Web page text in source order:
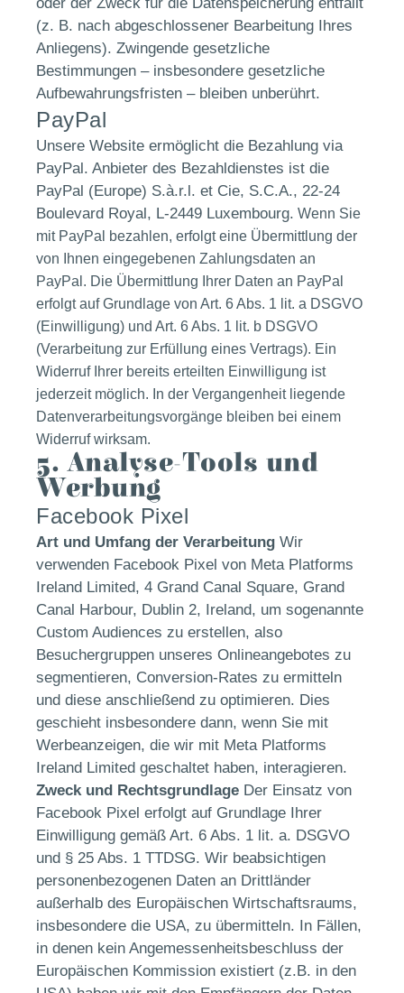
(z. B. nach abgeschlossener Bearbeitung Ihres
Anliegens). Zwingende gesetzliche
Bestimmungen – insbesondere gesetzliche
Aufbewahrungsfristen – bleiben unberührt.
PayPal
Unsere Website ermöglicht die Bezahlung via
PayPal. Anbieter des Bezahldienstes ist die
PayPal (Europe) S.à.r.l. et Cie, S.C.A., 22-24
Boulevard Royal, L-2449 Luxembourg. Wenn Sie
mit PayPal bezahlen, erfolgt eine Übermittlung der
von Ihnen eingegebenen Zahlungsdaten an
PayPal. Die Übermittlung Ihrer Daten an PayPal
erfolgt auf Grundlage von Art. 6 Abs. 1 lit. a DSGVO
(Einwilligung) und Art. 6 Abs. 1 lit. b DSGVO
(Verarbeitung zur Erfüllung eines Vertrags). Ein
Widerruf Ihrer bereits erteilten Einwilligung ist
jederzeit möglich. In der Vergangenheit liegende
Datenverarbeitungsvorgänge bleiben bei einem
Widerruf wirksam.
5. Analyse-Tools und
Werbung
Facebook Pixel
Art und Umfang der Verarbeitung Wir
verwenden Facebook Pixel von Meta Platforms
Ireland Limited, 4 Grand Canal Square, Grand
Canal Harbour, Dublin 2, Ireland, um sogenannte
Custom Audiences zu erstellen, also
Besuchergruppen unseres Onlineangebotes zu
segmentieren, Conversion-Rates zu ermitteln
und diese anschließend zu optimieren. Dies
geschieht insbesondere dann, wenn Sie mit
Werbeanzeigen, die wir mit Meta Platforms
Ireland Limited geschaltet haben, interagieren.
Zweck und Rechtsgrundlage Der Einsatz von
Facebook Pixel erfolgt auf Grundlage Ihrer
Einwilligung gemäß Art. 6 Abs. 1 lit. a. DSGVO
und § 25 Abs. 1 TTDSG. Wir beabsichtigen
personenbezogenen Daten an Drittländer
außerhalb des Europäischen Wirtschaftsraums,
insbesondere die USA, zu übermitteln. In Fällen,
in denen kein Angemessenheitsbeschluss der
Europäischen Kommission existiert (z.B. in den